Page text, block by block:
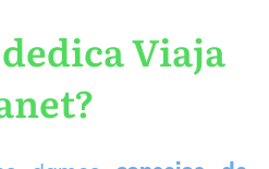
Viaja